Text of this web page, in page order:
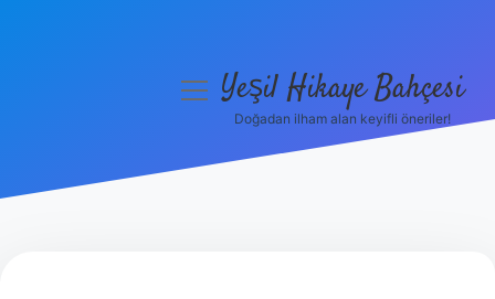
menüyüYeşil Hikaye Bahçesi
Doğadan ilham alan keyifli öneriler!